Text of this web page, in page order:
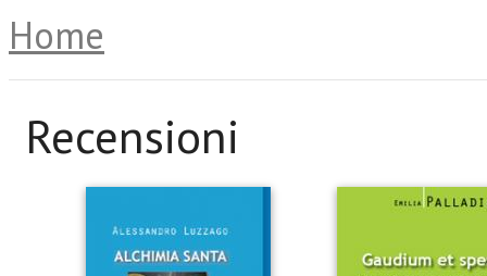
Home
Recensioni